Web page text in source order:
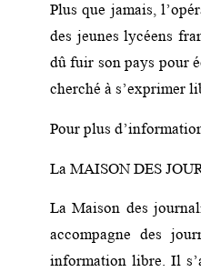
Plus que jamais,
des jeunes lycéens
dû fuir son pays pour
cherché à s’exprimer
Pour plus
La MAISON DES
La Maison des
accompagne des
information libre. Il